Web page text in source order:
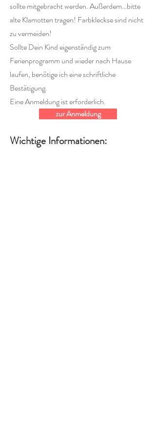
sollte mitgebracht werden. Außerdem…bitte
alte Klamotten tragen! Farbkleckse sind nicht
zu vermeiden!
Sollte Dein Kind eigenständig zum
Ferienprogramm und wieder nach Hause
laufen, benötige ich eine schriftliche
Bestätigung.
Eine Anmeldung ist erforderlich.
zur Anmeldung
Wichtige Informationen: